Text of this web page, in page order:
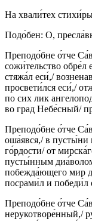
На хвали́тех
Подо́бен: О,
Преподо́бне о́тче
сожи́тельство
стяжа́л еси́,/
просвети́лся еси́,/
по сих лик
во град Небе́сный/
Преподо́бне о́тче
оша́явся,/ в пусты́ни
го́рдости/ от
пусты́нным
побежда́ющего мир
посрами́л и победи́л
Преподо́бне о́тче
нерукотворе́нный,/